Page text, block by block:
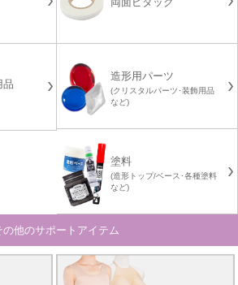
品
造形用パーツ
(クリスタルパーツ･装飾用品
など)
塗料
(造形トップ/ベース･各種塗料
など)
の他のサポートアイテム